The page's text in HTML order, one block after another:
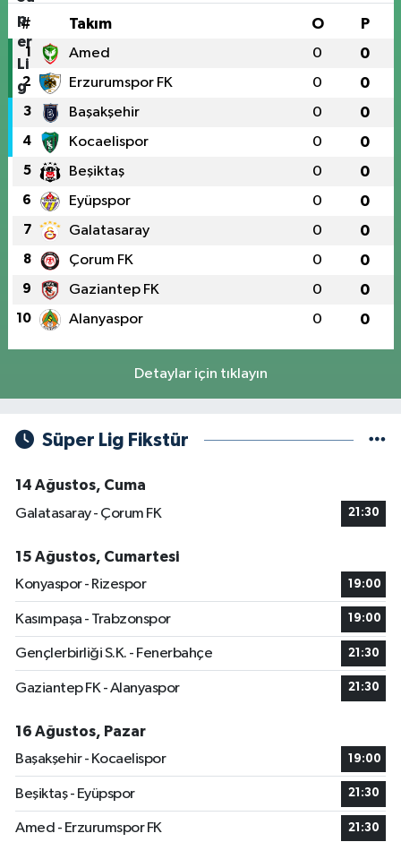
# Takım O P
1 Amed 0 0
2 Erzurumspor FK 0 0
3 Başakşehir 0 0
4 Kocaelispor 0 0
5 Beşiktaş 0 0
6 Eyüpspor 0 0
7 Galatasaray 0 0
8 Çorum FK 0 0
9 Gaziantep FK 0 0
10 Alanyaspor 0 0
Detaylar için tıklayın
Süper Lig Fikstür
14 Ağustos, Cuma
Galatasaray - Çorum FK
21:30
15 Ağustos, Cumartesi
Konyaspor - Rizespor
19:00
Kasımpaşa - Trabzonspor 19:00
Gençlerbirliği S.K. - Fenerbahçe 21:30
Gaziantep FK - Alanyaspor 21:30
16 Ağustos, Pazar
Başakşehir - Kocaelispor
19:00
Beşiktaş - Eyüpspor 21:30
Amed - Erzurumspor FK 21:30